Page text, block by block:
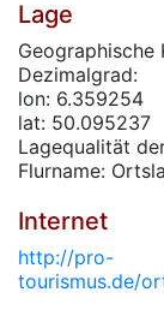
Lage
Geographische
Dezimalgrad:
lon: 6.359254
lat: 50.095237
Lagequalität
Flurname:
Internet
http://pro-
tourismus.de/